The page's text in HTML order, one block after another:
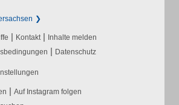
| Kontakt | Inhalte melden
| Datenschutz
| Auf Instagram folgen